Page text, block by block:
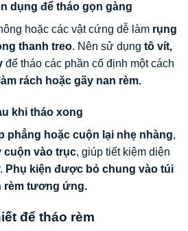
dụng để tháo gọn gàng
hoặc các vật cứng dễ làm rụng
thanh treo. Nên sử dụng tô vít,
để tháo các phần cố định một cách
rách hoặc gãy nan rèm.
khi tháo xong
phẳng hoặc cuộn lại nhẹ nhàng,
cuộn vào trục, giúp tiết kiệm diện
Phụ kiện được bỏ chung vào túi
rèm tương ứng.
để tháo rèm